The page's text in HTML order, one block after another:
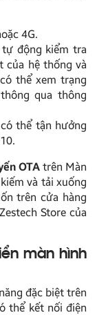
4G.
động kiểm tra
của hệ thống và
thể xem trạng
qua thông
thể tận hưởng
OTAtrên Màn
và tải xuống
trên cửa hàng
Store của
màn hình
đặc biệt trên
thể kết nối điện